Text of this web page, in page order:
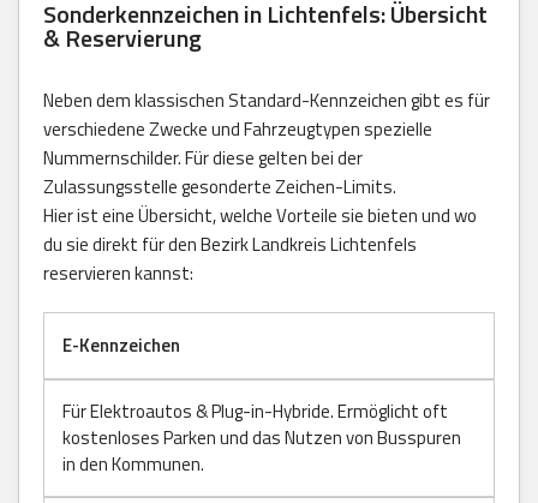
Sonderkennzeichen in Lichtenfels: Übersicht
& Reservierung
Neben dem klassischen Standard-Kennzeichen gibt es für
verschiedene Zwecke und Fahrzeugtypen spezielle
Nummernschilder. Für diese gelten bei der
Zulassungsstelle gesonderte Zeichen-Limits.
Hier ist eine Übersicht, welche Vorteile sie bieten und wo
du sie direkt für den Bezirk Landkreis Lichtenfels
reservieren kannst:
E-Kennzeichen
Für Elektroautos & Plug-in-Hybride. Ermöglicht oft
kostenloses Parken und das Nutzen von Busspuren
in den Kommunen.